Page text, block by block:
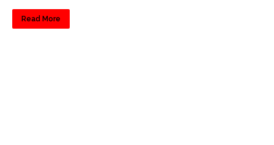
Read More